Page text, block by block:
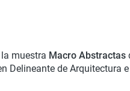
la muestra Macro Abstractas
Delineante de Arquitectura